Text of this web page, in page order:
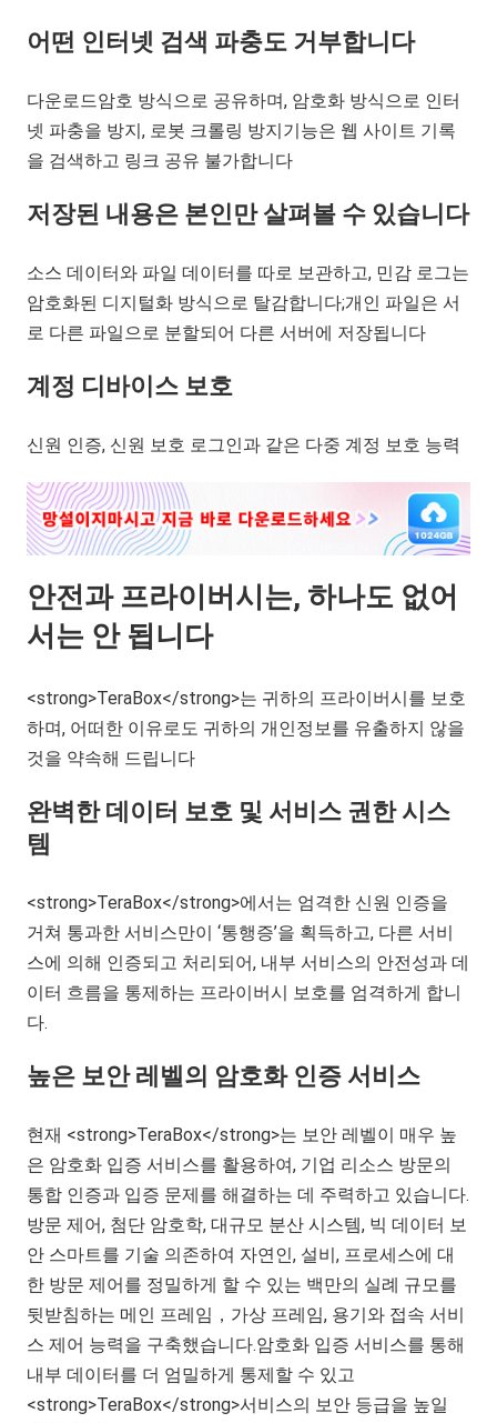
어떤 인터넷 검색 파충도 거부합니다
다운로드암호 방식으로 공유하며, 암호화 방식으로 인터
넷 파충을 방지, 로봇 크롤링 방지기능은 웹 사이트 기록
을 검색하고 링크 공유 불가합니다
저장된 내용은 본인만 살펴볼 수 있습니다
소스 데이터와 파일 데이터를 따로 보관하고, 민감 로그는
암호화된 디지털화 방식으로 탈감합니다;개인 파일은 서
로 다른 파일으로 분할되어 다른 서버에 저장됩니다
계정 디바이스 보호
신원 인증, 신원 보호 로그인과 같은 다중 계정 보호 능력
안전과 프라이버시는, 하나도 없어
서는 안 됩니다
<strong>TeraBox</strong>는 귀하의 프라이버시를 보호
하며, 어떠한 이유로도 귀하의 개인정보를 유출하지 않을
것을 약속해 드립니다
완벽한 데이터 보호 및 서비스 권한 시스
템
<strong>TeraBox</strong>에서는 엄격한 신원 인증을
거쳐 통과한 서비스만이 ‘통행증’을 획득하고, 다른 서비
스에 의해 인증되고 처리되어, 내부 서비스의 안전성과 데
이터 흐름을 통제하는 프라이버시 보호를 엄격하게 합니
다.
높은 보안 레벨의 암호화 인증 서비스
현재 <strong>TeraBox</strong>는 보안 레벨이 매우 높
은 암호화 입증 서비스를 활용하여, 기업 리소스 방문의
통합 인증과 입증 문제를 해결하는 데 주력하고 있습니다.
방문 제어, 첨단 암호학, 대규모 분산 시스템, 빅 데이터 보
안 스마트를 기술 의존하여 자연인, 설비, 프로세스에 대
한 방문 제어를 정밀하게 할 수 있는 백만의 실례 규모를
뒷받침하는 메인 프레임，가상 프레임, 용기와 접속 서비
스 제어 능력을 구축했습니다.암호화 입증 서비스를 통해
내부 데이터를 더 엄밀하게 통제할 수 있고
<strong>TeraBox</strong>서비스의 보안 등급을 높일